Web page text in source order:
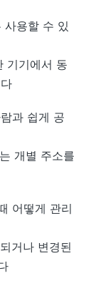
사용할 수 있
기기에서 동
과 쉽게 공
개별 주소를
어떻게 관리
거나 변경된